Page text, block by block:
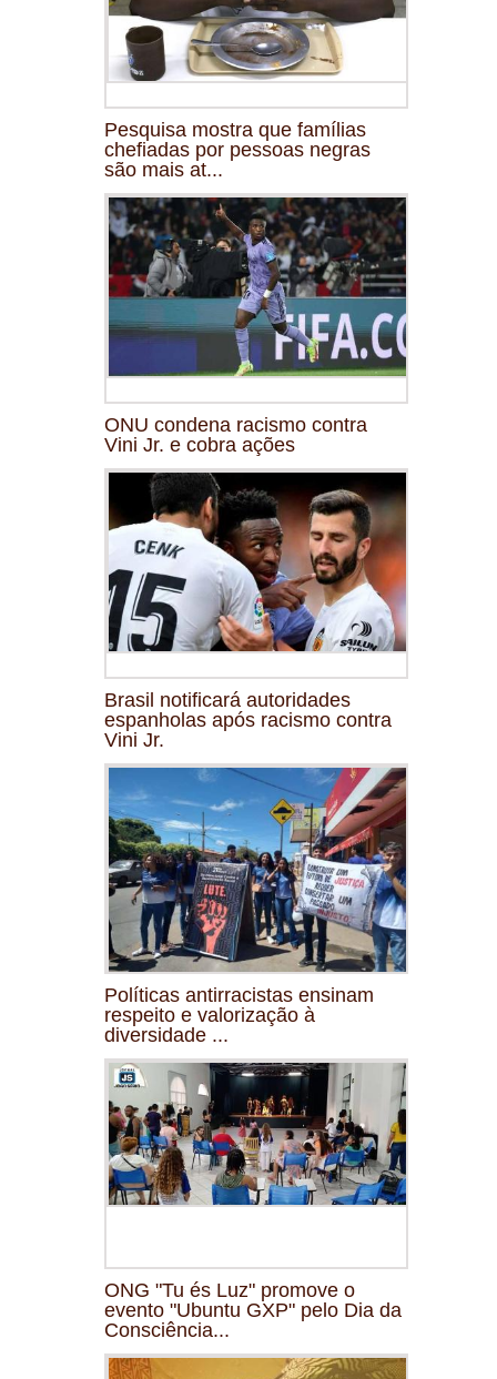
Pesquisa mostra que famílias
chefiadas por pessoas negras
são mais at...
ONU condena racismo contra
Vini Jr. e cobra ações
Brasil notificará autoridades
espanholas após racismo contra
Vini Jr.
Políticas antirracistas ensinam
respeito e valorização à
diversidade ...
ONG "Tu és Luz" promove o
evento "Ubuntu GXP" pelo Dia da
Consciência...